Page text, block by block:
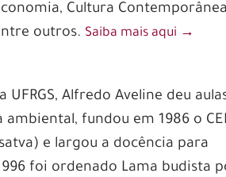
Cultura
outros. Saiba mais aqui ‭→
UFRGS, Alfredo Aveline deu
fundou em 1986 o
e largou a docência para
foi ordenado Lama budista